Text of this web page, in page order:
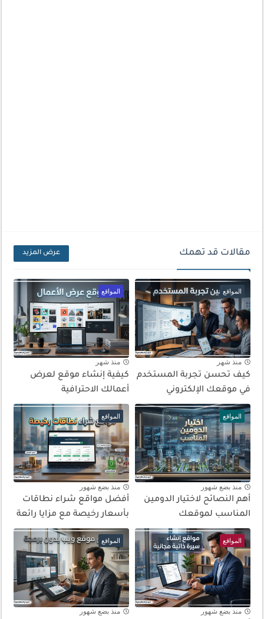
مقالات قد تهمك عرض المزيد
المواقع
منذ شهر
كيف تحسن تجربة المستخدم
في موقعك الإلكتروني
المواقع
منذ شهر
كيفية إنشاء موقع لعرض
أعمالك الاحترافية
المواقع
منذ بضع شهور
أهم النصائح لاختيار الدومين
المناسب لموقعك
المواقع
منذ بضع شهور
أفضل مواقع شراء نطاقات
بأسعار رخيصة مع مزايا رائعة
المواقع
منذ بضع شهور
المواقع
منذ بضع شهور